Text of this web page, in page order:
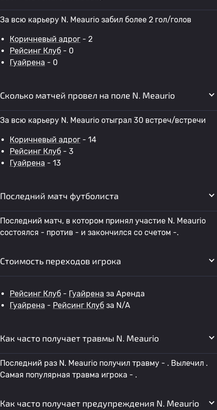
За всю карьеру N. Meaurio забил более 2 гол/голов
Коричневый адрог - 2
Рейсинг Клуб - 0
Гуайрена - 0
Сколько матчей провел на поле N. Meaurio
За всю карьеру N. Meaurio отыграл 30 встреч/встречи
Коричневый адрог - 14
Рейсинг Клуб - 3
Гуайрена - 13
Последний матч футболиста
Последний матч, в котором принял участие N. Meaurio
состоялся - против - и закончился со счетом -.
Стоимость переходов игрока
Рейсинг Клуб - Гуайрена за Аренда
Гуайрена - Рейсинг Клуб за N/A
Как часто получает травмы N. Meaurio
Последний раз N. Meaurio получил травму - . Вылечил .
Самая популярная травма игрока - .
Как часто получает предупреждения N. Meaurio